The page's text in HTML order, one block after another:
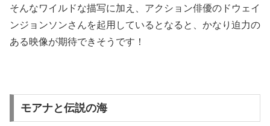
そんなワイルドな描写に加え、アクション俳優のドウェイ
ンジョンソンさんを起用しているとなると、かなり迫力の
ある映像が期待できそうです！
モアナと伝説の海